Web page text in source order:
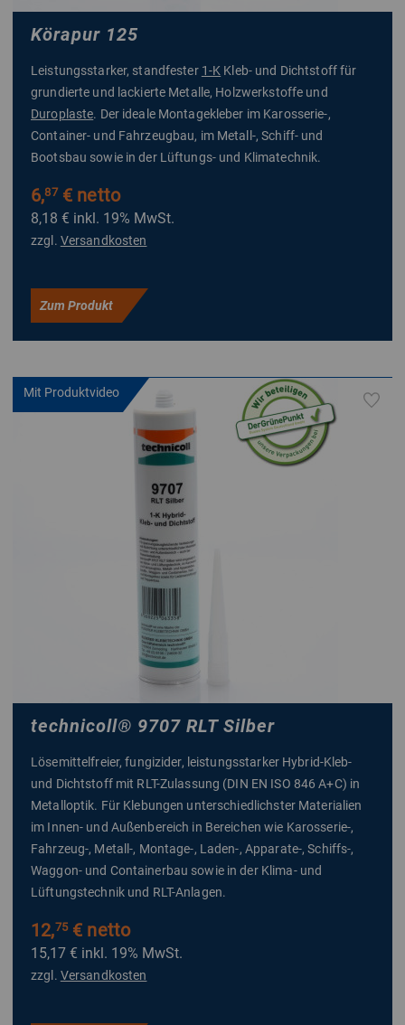
Körapur 125
Leistungsstarker, standfester 1-K Kleb- und Dichtstoff für
grundierte und lackierte Metalle, Holzwerkstoffe und
Duroplaste. Der ideale Montagekleber im Karosserie-,
Container- und Fahrzeugbau, im Metall-, Schiff- und
Bootsbau sowie in der Lüftungs- und Klimatechnik.
6,87€ netto
8,18 € inkl. 19% MwSt.
zzgl. Versandkosten
Zum Produkt
Mit Produktvideo
technicoll® 9707 RLT Silber
Lösemittelfreier, fungizider, leistungsstarker Hybrid-Kleb-
und Dichtstoff mit RLT-Zulassung (DIN EN ISO 846 A+C) in
Metalloptik. Für Klebungen unterschiedlichster Materialien
im Innen- und Außenbereich in Bereichen wie Karosserie-,
Fahrzeug-, Metall-, Montage-, Laden-, Apparate-, Schiffs-,
Waggon- und Containerbau sowie in der Klima- und
Lüftungstechnik und RLT-Anlagen.
12,75€ netto
15,17 € inkl. 19% MwSt.
zzgl. Versandkosten